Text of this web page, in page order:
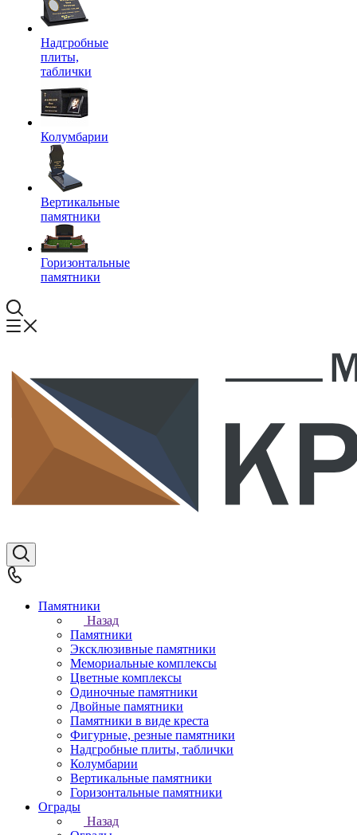
Надгробные
плиты,
таблички
Колумбарии
Вертикальные
памятники
Горизонтальные
памятники
Памятники
Назад
Памятники
Эксклюзивные памятники
Мемориальные комплексы
Цветные комплексы
Одиночные памятники
Двойные памятники
Памятники в виде креста
Фигурные, резные памятники
Надгробные плиты, таблички
Колумбарии
Вертикальные памятники
Горизонтальные памятники
Ограды
Назад